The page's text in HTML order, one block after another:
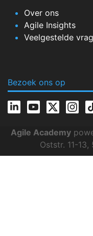
Over ons
Agile Insights
Veelgestelde
Bezoek ons op
Agile Academy
Oststr. 11-